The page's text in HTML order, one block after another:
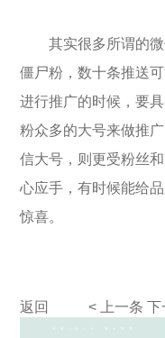
其实很多所谓的微
僵尸粉，数十条推送
进行推广的时候，要
粉众多的大号来做推
信大号，则更受粉丝
心应手，有时候能给
惊喜。
返回 < 上一条 下